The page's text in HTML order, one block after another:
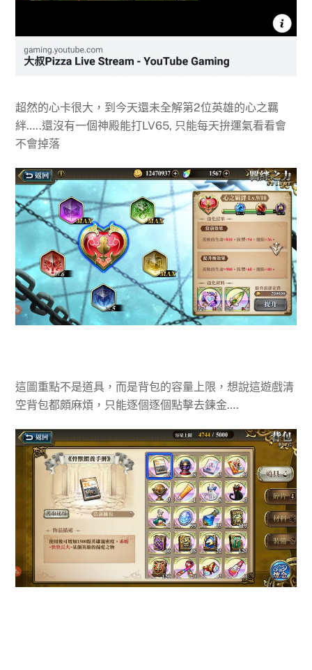
超然的心卡很大，到今天還未全解第2位英雄的心之羈
絆…..還沒有一個神殿能打LV65, 只能每天拚運氣看看會
不會掉落
這圖重點不是道具，而是背包的容量上限，想說這遊戲清
空背包都頗麻煩，只能逐個逐個點擊去鍊金….